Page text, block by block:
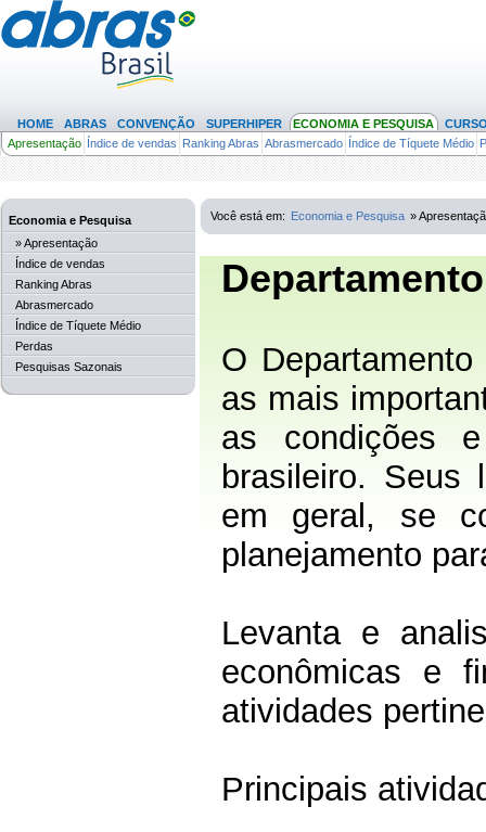
HOME ABRAS CONVENÇÃO SUPERHIPER ECONOMIA E PESQUISA
Apresentação Índice de vendas Ranking Abras Abrasmercado Índice de Tíquete Médio
Economia e Pesquisa
» Apresentação
Índice de vendas
Ranking Abras
Abrasmercado
Índice de Tíquete Médio
Perdas
Pesquisas Sazonais
Você está em: Economia e Pesquisa »
O
as mais
as condições
brasileiro. Seus
em geral, se
planejamento
Levanta e
econômicas e
atividades
Principais